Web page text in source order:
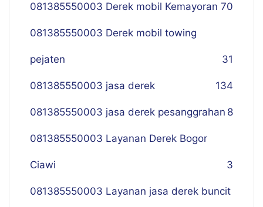
081385550003 Derek mobil Kemayoran 70
081385550003 Derek mobil towing
pejaten 31
081385550003 jasa derek 134
081385550003 jasa derek pesanggrahan 8
081385550003 Layanan Derek Bogor
Ciawi 3
081385550003 Layanan jasa derek buncit